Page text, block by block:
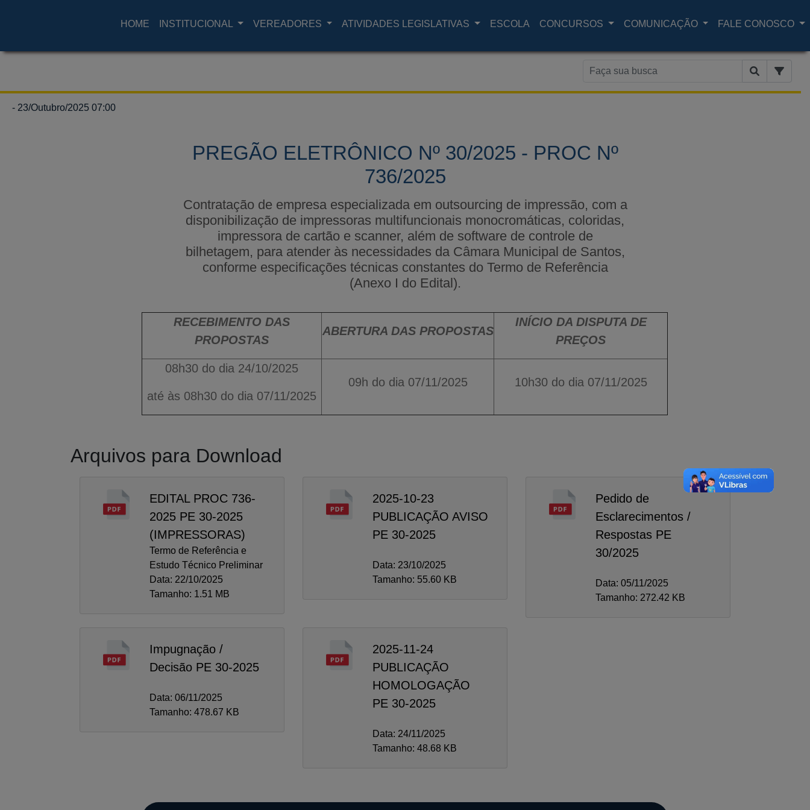
HOME INSTITUCIONAL VEREADORES ATIVIDADES LEGISLATIVAS ESCOLA CONCURSOS COMUNICAÇÃO FALE CONOSCO
- 23/Outubro/2025 07:00
PREGÃO ELETRÔNICO Nº 30/2025 - PROC Nº
736/2025
Contratação de empresa especializada em outsourcing de impressão, com a
disponibilização de impressoras multifuncionais monocromáticas, coloridas,
impressora de cartão e scanner, além de software de controle de
bilhetagem, para atender às necessidades da Câmara Municipal de Santos,
conforme especificações técnicas constantes do Termo de Referência
(Anexo I do Edital).
RECEBIMENTODAS
PROPOSTAS
ABERTURA DAS PROPOSTAS
INÍCIO DA DISPUTA DE
PREÇOS
08h30 do dia 24/10/2025
até às 08h30 do dia 07/11/2025
09h do dia 07/11/2025 10h30 do dia 07/11/2025
Arquivos para Download
EDITAL PROC 736-
2025 PE 30-2025
(IMPRESSORAS)
Termo de Referência e
Estudo Técnico Preliminar
Data: 22/10/2025
Tamanho: 1.51 MB
2025-10-23
PUBLICAÇÃO AVISO
PE 30-2025
Data: 23/10/2025
Tamanho: 55.60 KB
Pedido de
Esclarecimentos /
Respostas PE
30/2025
Data: 05/11/2025
Tamanho: 272.42 KB
Impugnação /
Decisão PE 30-2025
Data: 06/11/2025
Tamanho: 478.67 KB
2025-11-24
PUBLICAÇÃO
HOMOLOGAÇÃO
PE 30-2025
Data: 24/11/2025
Tamanho: 48.68 KB